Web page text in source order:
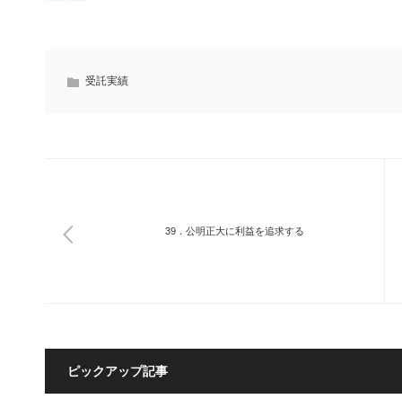
受託実績
39．公明正大に利益を追求する
ピックアップ記事